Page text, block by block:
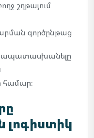
շղթայում
գործընթաց
համար։
լոգիստիկ